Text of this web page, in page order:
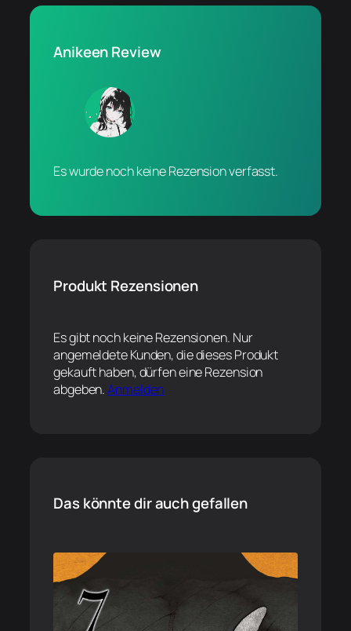
Anikeen Review
Es wurde noch keine Rezension verfasst.
Produkt Rezensionen
Es gibt noch keine Rezensionen. Nur
angemeldete Kunden, die dieses Produkt
gekauft haben, dürfen eine Rezension
abgeben.Anmelden
Das könnte dir auch gefallen